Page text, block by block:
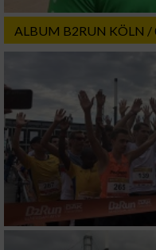
ALBUM B2RUN KÖLN /